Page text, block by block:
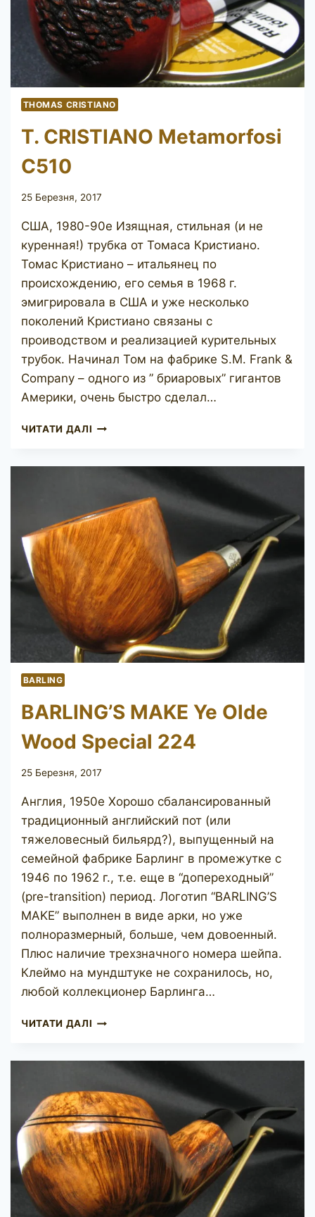
THOMAS CRISTIANO
T. CRISTIANO Metamorfosi
C510
25 Березня, 2017
США, 1980-90е Изящная, стильная (и не
куренная!) трубка от Томаса Кристиано.
Томас Кристиано – итальянец по
происхождению, его семья в 1968 г.
эмигрировала в США и уже несколько
поколений Кристиано связаны с
проиводством и реализацией курительных
трубок. Начинал Том на фабрике S.M. Frank &
Company – одного из ” бриаровых” гигантов
Америки, очень быстро сделал…
ЧИТАТИ ДАЛІ T.
C510
BARLING
BARLING’S MAKE Ye Olde
Wood Special 224
25 Березня, 2017
Англия, 1950е Хорошо сбалансированный
традиционный английский пот (или
тяжеловесный бильярд?), выпущенный на
семейной фабрике Барлинг в промежутке с
1946 по 1962 г., т.е. еще в “допереходный”
(pre-transition) период. Логотип “BARLING’S
MAKE” выполнен в виде арки, но уже
полноразмерный, больше, чем довоенный.
Плюс наличие трехзначного номера шейпа.
Клеймо на мундштуке не сохранилось, но,
любой коллекционер Барлинга…
ЧИТАТИ ДАЛІ BARLING’S
OLDE
SPECIAL
224